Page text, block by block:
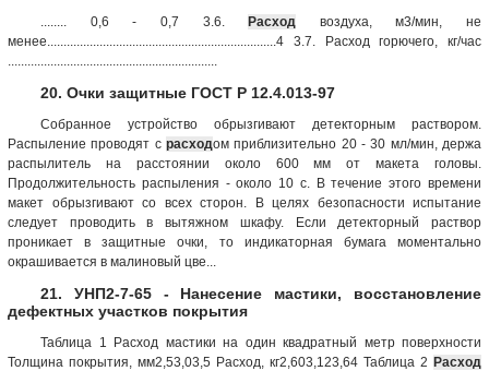
........ 0,6 - 0,7 3.6.Расход воздуха, м3/мин, не
менее......................................................................4 3.7. Расход горючего, кг/час
20. Очки защитные ГОСТ Р 12.4.013-97
Собранное устройство обрызгивают детекторным раствором.
Распыление проводят с расходом приблизительно 20 - 30 мл/мин, держа
распылитель на расстоянии около 600 мм от макета головы.
Продолжительность распыления - около 10 с. В течение этого времени
макет обрызгивают со всех сторон. В целях безопасности испытание
следует проводить в вытяжном шкафу. Если детекторный раствор
проникает в защитные очки, то индикаторная бумага моментально
окрашивается в малиновый цве...
21. УНП2-7-65 - Нанесение мастики, восстановление
дефектных участков покрытия
Таблица 1 Расход мастики на один квадратный метр поверхности
Толщина покрытия, мм2,53,03,5 Расход, кг2,603,123,64 Таблица 2 Расход